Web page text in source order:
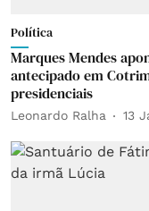
Política
Marques Mendes
antecipado em
presidenciais
Leonardo Ralha 13